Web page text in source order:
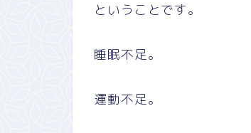
ということです。
睡眠不足。
運動不足。